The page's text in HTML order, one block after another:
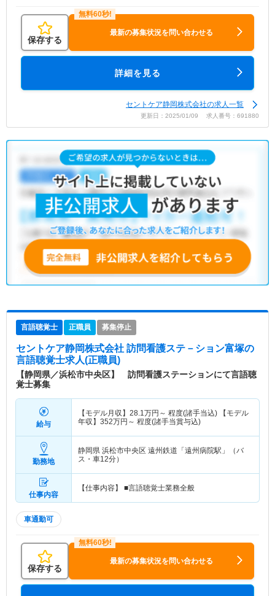
保存する
最新の募集状況を問い合わせる
詳細を見る
セントケア静岡株式会社の求人一覧
更新日：2025/01/09 求人番号：691880
言語聴覚士 正職員 募集停止
セントケア静岡株式会社 訪問看護ステ－ション富塚の
言語聴覚士求人(正職員)
【静岡県／浜松市中央区】 訪問看護ステーションにて言語聴
覚士募集
給与
【モデル月収】 28.1万円～ 程度(諸手当込) 【モデル
年収】 352万円～ 程度(諸手当賞与込)
勤務地
静岡県 浜松市中央区 遠州鉄道「遠州病院駅」（バ
ス・車12分）
仕事内容
【仕事内容】 ■言語聴覚士業務全般
車通勤可
保存する
最新の募集状況を問い合わせる